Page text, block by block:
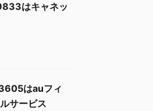
はキャネッ
はauフィ
サービス